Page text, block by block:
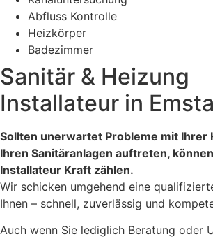
Abfluss Kontrolle
Heizkörper
Badezimmer
Sanitär & Heizung
Installateur in
Sollten unerwartet Probleme mit Ihrer
Ihren Sanitäranlagen auftreten,
Installateur Kraft zählen.
Wir schicken umgehend eine
Ihnen – schnell, zuverlässig und
Auch wenn Sie lediglich Beratung oder